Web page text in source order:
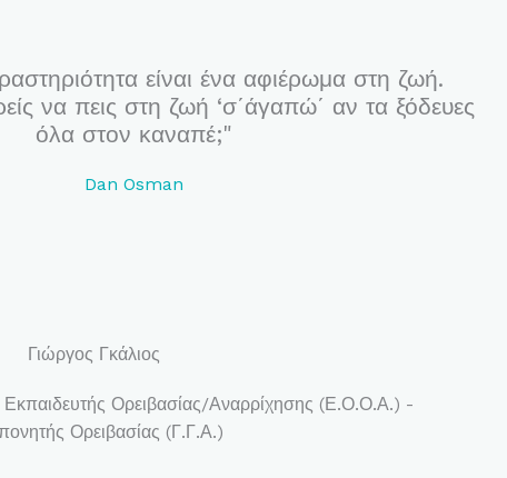
είναι ένα αφιέρωμα στη ζωή.
να πεις στη ζωή ‘σ΄άγαπώ΄ αν τα ξόδευες
όλα στον καναπέ;"
Dan Osman
Γιώργος Γκάλιος
Ορειβασίας/Αναρρίχησης (Ε.Ο.Ο.Α.) -
Ορειβασίας (Γ.Γ.Α.)